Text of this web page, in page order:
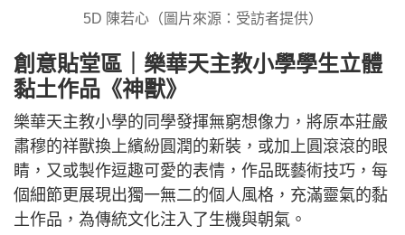
5D 陳若心（圖片來源：受訪者提供）
創意貼堂區｜樂華天主教小學學生立體
黏土作品《神獸》
樂華天主教小學的同學發揮無窮想像力，將原本莊嚴
肅穆的祥獸換上繽紛圓潤的新裝，或加上圓滾滾的眼
睛，又或製作逗趣可愛的表情，作品既藝術技巧，每
個細節更展現出獨一無二的個人風格，充滿靈氣的黏
土作品，為傳統文化注入了生機與朝氣。